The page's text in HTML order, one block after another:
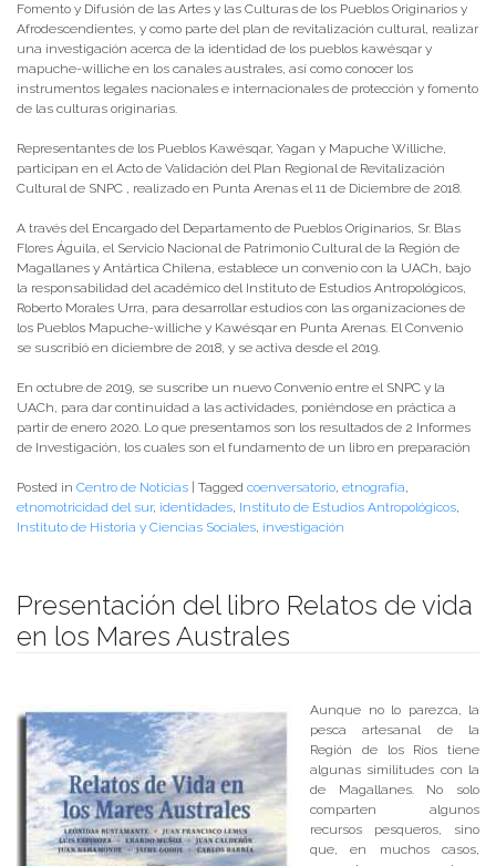
Fomento y Difusión de las Artes y las Culturas de los Pueblos Originarios y
Afrodescendientes, y como parte del plan de revitalización cultural, realizar
una investigación acerca de la identidad de los pueblos kawésqar y
mapuche-williche en los canales australes, así como conocer los
instrumentos legales nacionales e internacionales de protección y fomento
de las culturas originarias.
Representantes de los Pueblos Kawésqar, Yagan y Mapuche Williche,
participan en el Acto de Validación del Plan Regional de Revitalización
Cultural de SNPC , realizado en Punta Arenas el 11 de Diciembre de 2018.
A través del Encargado del Departamento de Pueblos Originarios, Sr. Blas
Flores Águila, el Servicio Nacional de Patrimonio Cultural de la Región de
Magallanes y Antártica Chilena, establece un convenio con la UACh, bajo
la responsabilidad del académico del Instituto de Estudios Antropológicos,
Roberto Morales Urra, para desarrollar estudios con las organizaciones de
los Pueblos Mapuche-williche y Kawésqar en Punta Arenas. El Convenio
se suscribió en diciembre de 2018, y se activa desde el 2019.
En octubre de 2019, se suscribe un nuevo Convenio entre el SNPC y la
UACh, para dar continuidad a las actividades, poniéndose en práctica a
partir de enero 2020. Lo que presentamos son los resultados de 2 Informes
de Investigación, los cuales son el fundamento de un libro en preparación
Posted in Centro de Noticias Tagged coenversatorio, etnografía,
etnomotricidad del sur, identidades, Instituto de Estudios Antropológicos,
Instituto de Historia y Ciencias Sociales, investigación
Presentación del libro Relatos de vida
en los Mares Australes
Aunque no lo parezca, la
pesca artesanal de la
Región de los Ríos tiene
algunas similitudes con la
de Magallanes. No solo
comparten algunos
recursos pesqueros, sino
que, en muchos casos,